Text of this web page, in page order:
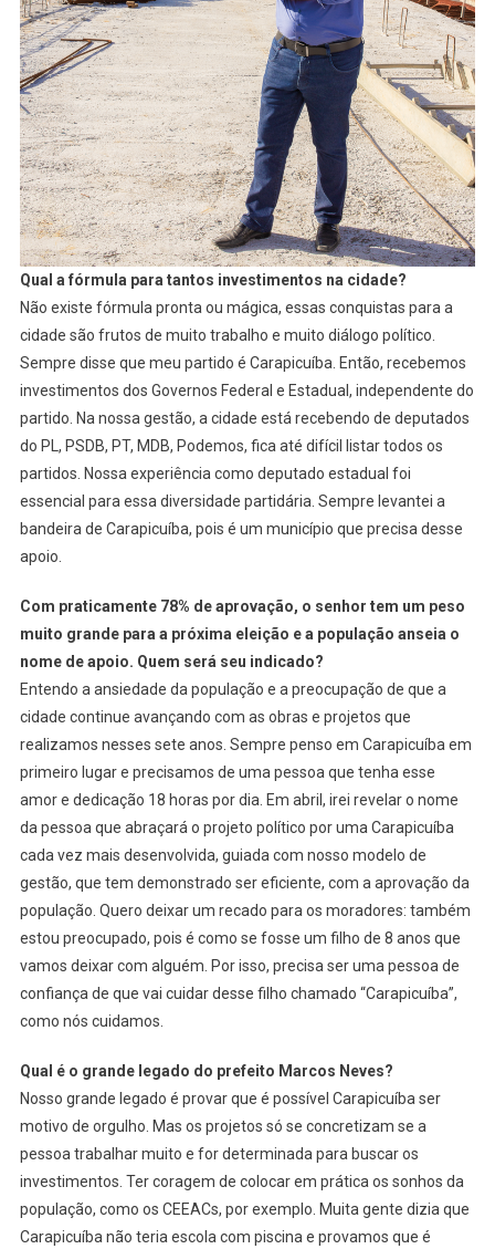
Qual a fórmula para tantos investimentos na cidade?
Não existe fórmula pronta ou mágica, essas conquistas para a
cidade são frutos de muito trabalho e muito diálogo político.
Sempre disse que meu partido é Carapicuíba. Então, recebemos
investimentos dos Governos Federal e Estadual, independente do
partido. Na nossa gestão, a cidade está recebendo de deputados
do PL, PSDB, PT, MDB, Podemos, fica até difícil listar todos os
partidos. Nossa experiência como deputado estadual foi
essencial para essa diversidade partidária. Sempre levantei a
bandeira de Carapicuíba, pois é um município que precisa desse
apoio.
Com praticamente 78% de aprovação, o senhor tem um peso
muito grande para a próxima eleição e a população anseia o
nome de apoio. Quem será seu indicado?
Entendo a ansiedade da população e a preocupação de que a
cidade continue avançando com as obras e projetos que
realizamos nesses sete anos. Sempre penso em Carapicuíba em
primeiro lugar e precisamos de uma pessoa que tenha esse
amor e dedicação 18 horas por dia. Em abril, irei revelar o nome
da pessoa que abraçará o projeto político por uma Carapicuíba
cada vez mais desenvolvida, guiada com nosso modelo de
gestão, que tem demonstrado ser eficiente, com a aprovação da
população. Quero deixar um recado para os moradores: também
estou preocupado, pois é como se fosse um filho de 8 anos que
vamos deixar com alguém. Por isso, precisa ser uma pessoa de
confiança de que vai cuidar desse filho chamado “Carapicuíba”,
como nós cuidamos.
Qual é o grande legado do prefeito Marcos Neves?
Nosso grande legado é provar que é possível Carapicuíba ser
motivo de orgulho. Mas os projetos só se concretizam se a
pessoa trabalhar muito e for determinada para buscar os
investimentos. Ter coragem de colocar em prática os sonhos da
população, como os CEEACs, por exemplo. Muita gente dizia que
Carapicuíba não teria escola com piscina e provamos que é